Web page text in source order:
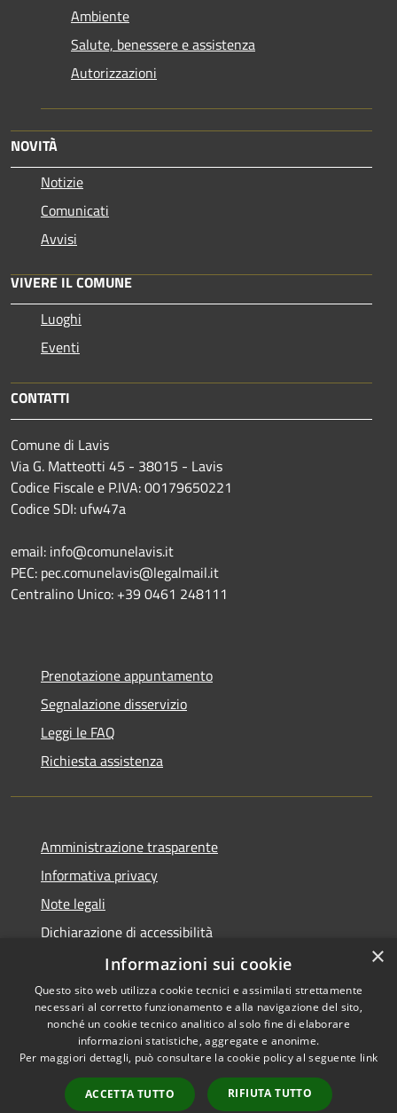
Ambiente
Salute, benessere e assistenza
Autorizzazioni
NOVITÀ
Notizie
Comunicati
Avvisi
VIVERE IL COMUNE
Luoghi
Eventi
CONTATTI
Comune di Lavis
Via G. Matteotti 45 - 38015 - Lavis
Codice Fiscale e P.IVA: 00179650221
Codice SDI: ufw47a
email: info@comunelavis.it
PEC: pec.comunelavis@legalmail.it
Centralino Unico: +39 0461 248111
Prenotazione appuntamento
Segnalazione disservizio
Leggi le FAQ
Richiesta assistenza
Amministrazione trasparente
Informativa privacy
Note legali
Dichiarazione di accessibilità
Informative Privacy
RSS
Accessibilità
Copyright © 2026 • Comune di
Municipium•
Accesso
×
Informazioni sui cookie
Questo sito web utilizza cookie tecnici e assimilati strettamente
necessari al corretto funzionamento e alla navigazione del sito,
nonché un cookie tecnico analitico al solo fine di elaborare
informazioni statistiche, aggregate e anonime.
Per maggiori dettagli, può consultare la cookie policy al seguente link
ACCETTA TUTTO RIFIUTA TUTTO